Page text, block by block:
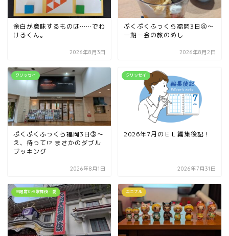
余白が意味するものは……でわ
けるくん。
2026年8月3日
ぷくぷくふっくら福岡3日④～
一期一会の旅のめし
2026年8月2日
クリッセイ
ぷくぷくふっくら福岡3日③～
え、待って!? まさかのダブル
ブッキング
2026年8月1日
クリッセイ
2026年7月のＥＬ編集後記！
2026年7月31日
三階席から歌舞伎・愛 キニナル